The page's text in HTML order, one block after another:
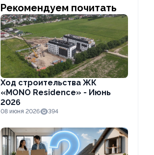
Рекомендуем почитать
Ход строительства ЖК
«MONO Residence» - Июнь
2026
08 июня 2026 394